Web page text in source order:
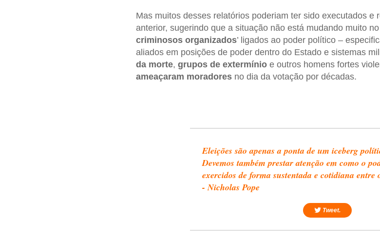
Mas muitos desses relatórios poderiam ter sido executados e
anterior, sugerindo que a situação não está mudando muito no
criminosos organizados’ ligados ao poder político –
aliados em posições de poder dentro do Estado e sistemas
da morte, grupos de extermínioe outros homens fortes
ameaçaram moradoresno dia da votação por décadas.
Eleições são apenas a ponta de um iceberg
Devemos também prestar atenção em como o
exercidos de forma sustentada e cotidiana entre
- Nicholas Pope
Tweet.